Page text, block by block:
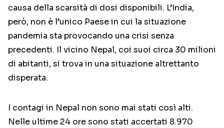
causa della scarsità di dosi disponibili. L’India,
però, non è l’unico Paese in cui la situazione
pandemia sta provocando una crisi senza
precedenti. Il vicino Nepal, coi suoi circa 30 milioni
di abitanti, si trova in una situazione altrettanto
disperata.
I contagi in Nepal non sono mai stati così alti.
Nelle ultime 24 ore sono stati accertati 8.970